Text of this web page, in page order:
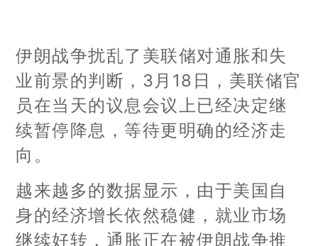
伊朗战争扰乱了美联储对通胀和失
业前景的判断，3月18日，美联储官
员在当天的议息会议上已经决定继
续暂停降息，等待更明确的经济走
向。
越来越多的数据显示，由于美国自
身的经济增长依然稳健，就业市场
继续好转，通胀正在被伊朗战争推